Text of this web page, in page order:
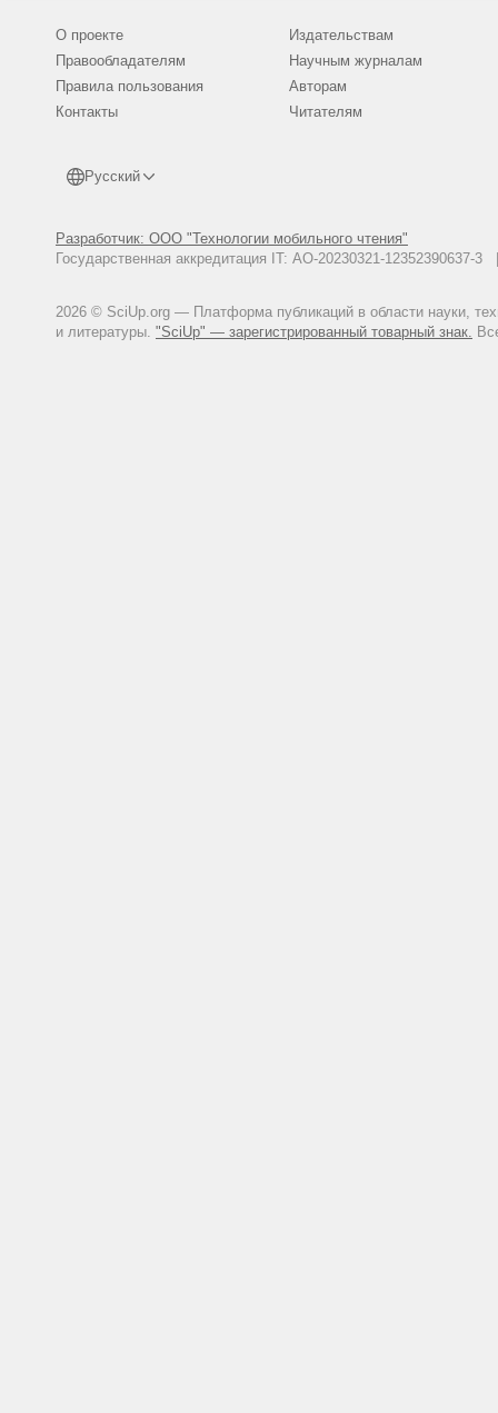
О проекте
Правообладателям
Правила пользования
Контакты
Русский
Разработчик: ООО "Технологии мобильного чтения"
Государственная аккредитация IT: АО-20230321-
2026 © SciUp.org — Платформа публикаций в области науки,
и литературы. "SciUp" — зарегистрированный товарный знак.
Издательствам
Научным журналам
Авторам
Читателям